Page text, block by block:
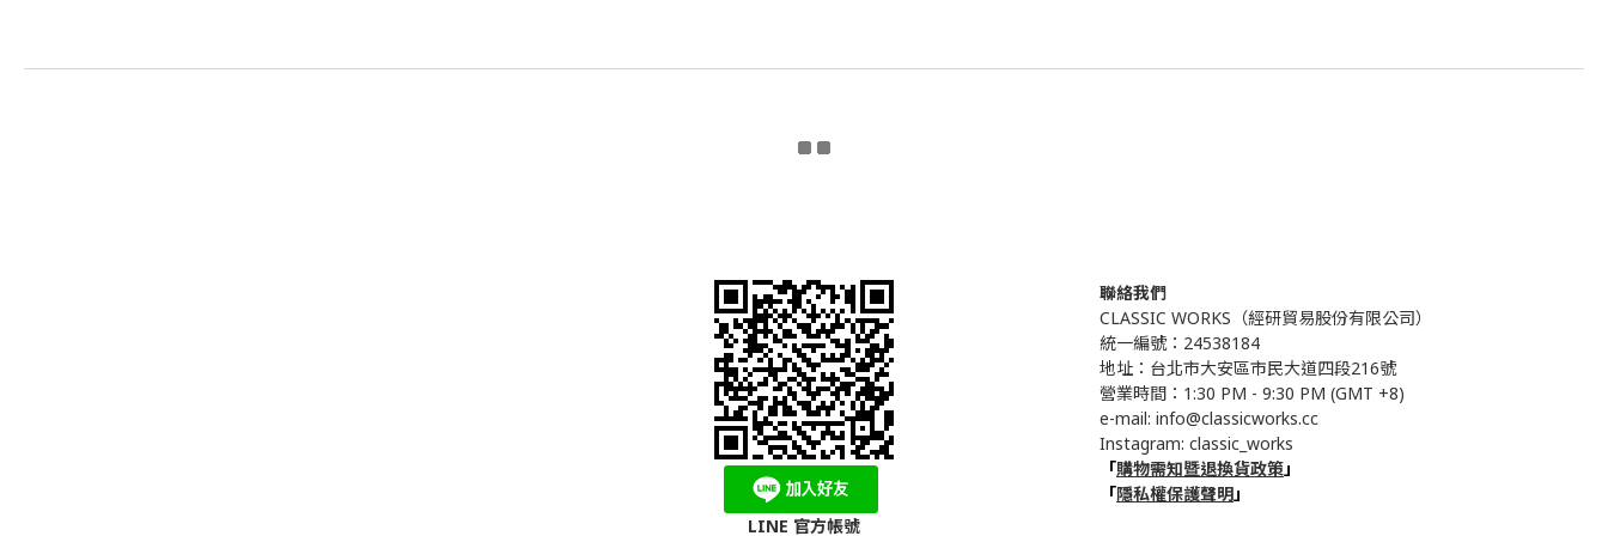
LINE 官方帳號
聯絡我們
CLASSIC WORKS（經研貿易股份有限公司）
統一編號：24538184
地址：台北市大安區市民大道四段216號
營業時間：1:30 PM - 9:30 PM (GMT +8)
e-mail: info@classicworks.cc
Instagram: classic_works
「購物需知暨退換貨政策」
「隱私權保護聲明」